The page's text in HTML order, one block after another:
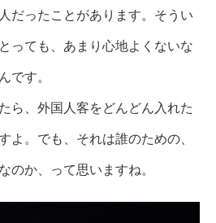
だったことがあります。そうい
っても、あまり心地よくないな
です。
ら、外国人客をどんどん入れた
よ。でも、それは誰のための、
のか、って思いますね。